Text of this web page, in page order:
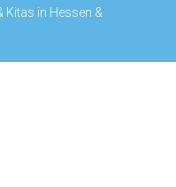
Kitas in Hessen &